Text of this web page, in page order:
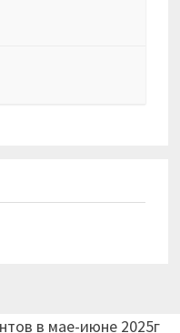
в мае-июне 2025г